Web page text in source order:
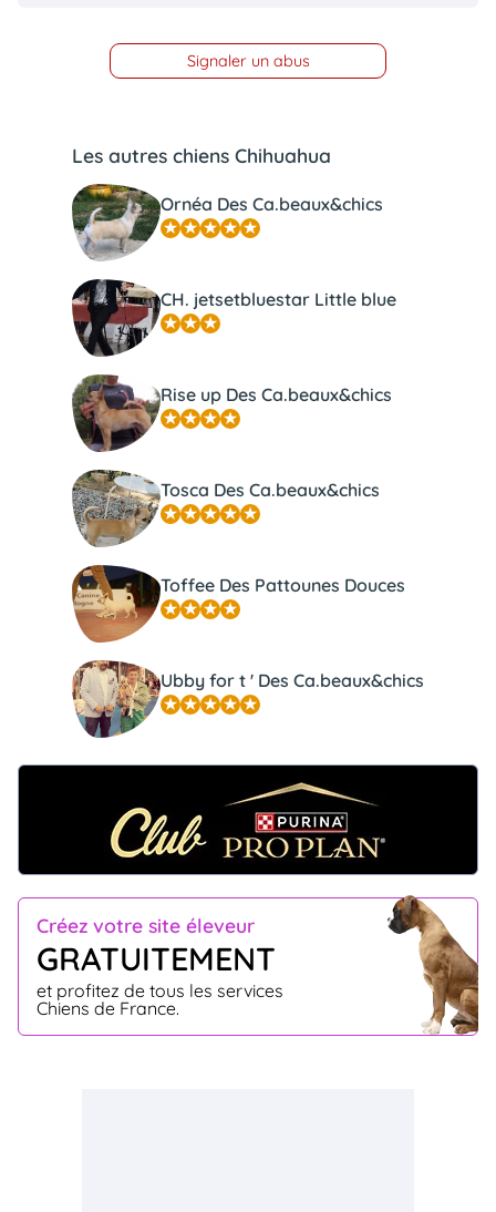
Signaler un abus
Créez votre site éleveur
GRATUITEMENT
et profitez de tous les services
Chiens de France.
Les autres chiens Chihuahua
Ornéa Des Ca.beaux&chics
CH. jetsetbluestar Little blue
Rise up Des Ca.beaux&chics
Tosca Des Ca.beaux&chics
Toffee Des Pattounes Douces
Ubby for t ' Des Ca.beaux&chics